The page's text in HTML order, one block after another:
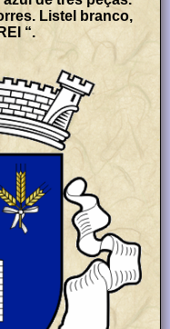
Listel branco,
“.